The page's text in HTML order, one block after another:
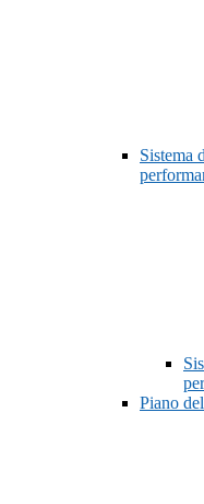
Sistema
Piano